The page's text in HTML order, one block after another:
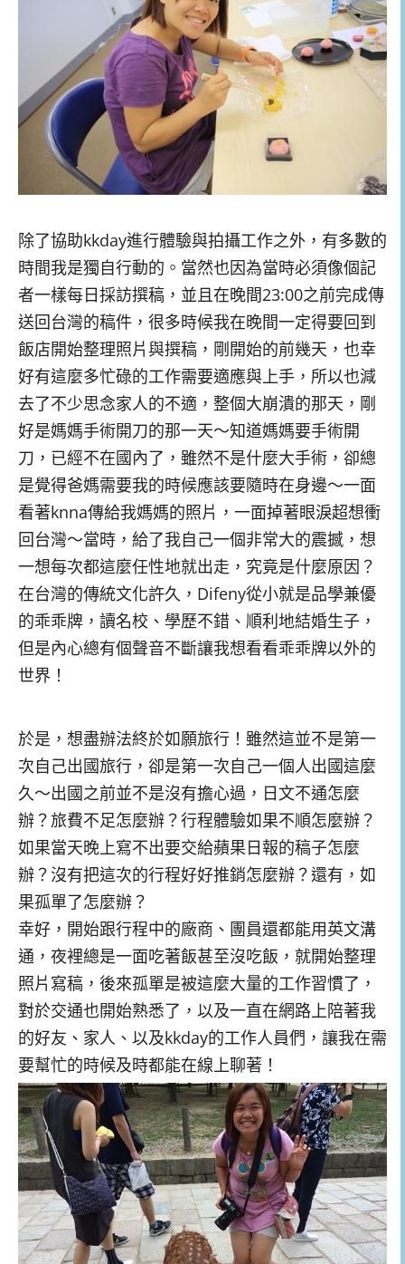
除了協助kkday進行體驗與拍攝工作之外，有多數的
時間我是獨自行動的。當然也因為當時必須像個記
者一樣每日採訪撰稿，並且在晚間23:00之前完成傳
送回台灣的稿件，很多時候我在晚間一定得要回到
飯店開始整理照片與撰稿，剛開始的前幾天，也幸
好有這麼多忙碌的工作需要適應與上手，所以也減
去了不少思念家人的不適，整個大崩潰的那天，剛
好是媽媽手術開刀的那一天～知道媽媽要手術開
刀，已經不在國內了，雖然不是什麼大手術，卻總
是覺得爸媽需要我的時候應該要隨時在身邊～一面
看著knna傳給我媽媽的照片，一面掉著眼淚超想衝
回台灣～當時，給了我自己一個非常大的震撼，想
一想每次都這麼任性地就出走，究竟是什麼原因？
在台灣的傳統文化許久，Difeny從小就是品學兼優
的乖乖牌，讀名校、學歷不錯、順利地結婚生子，
但是內心總有個聲音不斷讓我想看看乖乖牌以外的
世界！
於是，想盡辦法終於如願旅行！雖然這並不是第一
次自己出國旅行，卻是第一次自己一個人出國這麼
久～出國之前並不是沒有擔心過，日文不通怎麼
辦？旅費不足怎麼辦？行程體驗如果不順怎麼辦？
如果當天晚上寫不出要交給蘋果日報的稿子怎麼
辦？沒有把這次的行程好好推銷怎麼辦？還有，如
果孤單了怎麼辦？
幸好，開始跟行程中的廠商、團員還都能用英文溝
通，夜裡總是一面吃著飯甚至沒吃飯，就開始整理
照片寫稿，後來孤單是被這麼大量的工作習慣了，
對於交通也開始熟悉了，以及一直在網路上陪著我
的好友、家人、以及kkday的工作人員們，讓我在需
要幫忙的時候及時都能在線上聊著！